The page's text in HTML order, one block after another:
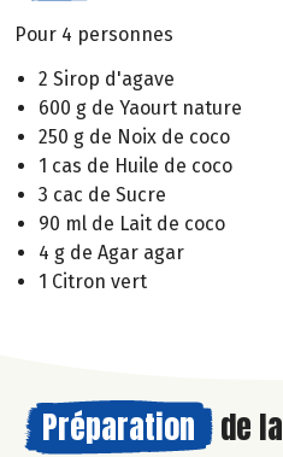
Pour 4 personnes
2 Sirop d'agave
600 g de Yaourt nature
250 g de Noix de coco
1 cas de Huile de coco
3 cac de Sucre
90 ml de Lait de coco
4 g de Agar agar
1 Citron vert
Préparation de la